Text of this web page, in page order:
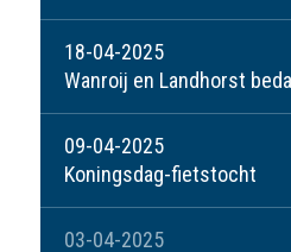
18-04-2025
Wanroij en Landhorst bedankt voor
09-04-2025
Koningsdag-fietstocht
03-04-2025